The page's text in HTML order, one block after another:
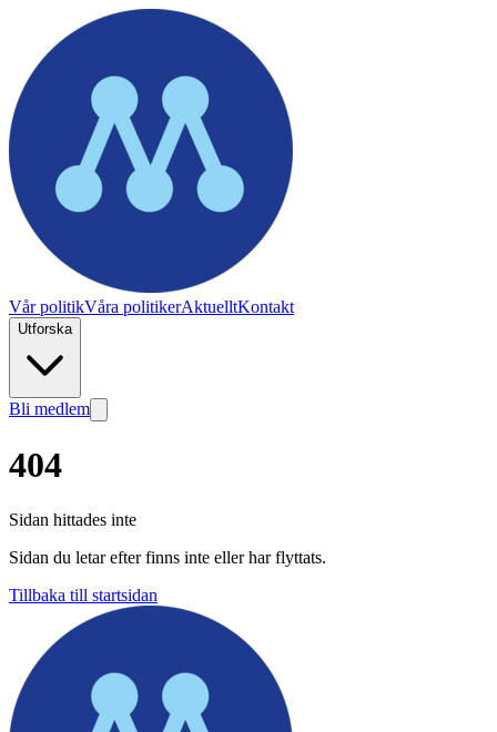
Vår politikVåra politikerAktuelltKontakt
Utforska
Bli medlem
404
Sidan hittades inte
Sidan du letar efter finns inte eller har flyttats.
Tillbaka till startsidan